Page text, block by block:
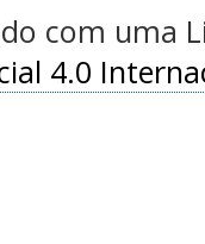
com uma
4.0